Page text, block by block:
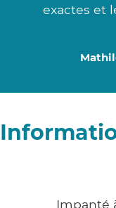
exactes et
Impanté